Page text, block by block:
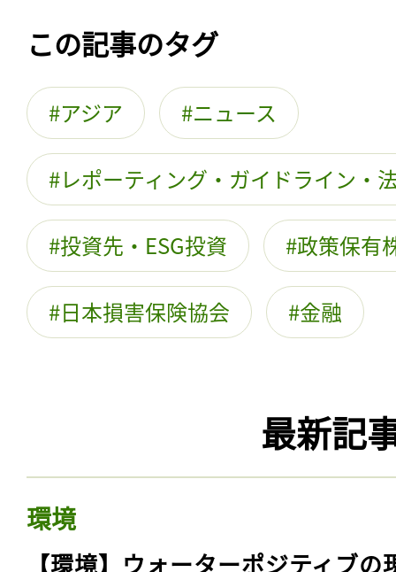
この記事のタグ
アジア ニュース
レポーティング・ガイドライン・
投資先・ESG投資 政策保有
日本損害保険協会 金融
最新記
環境
【環境】ウォーターポジティブの